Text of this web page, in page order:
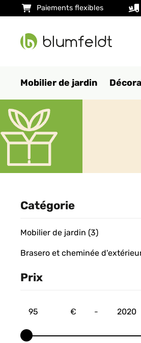
Paiements flexibles
Mobilier de jardin
Catégorie
Mobilier de jardin (3)
Brasero et cheminée
Prix
€ -